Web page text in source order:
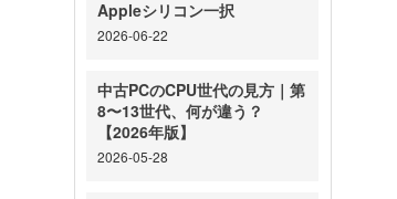
Appleシリコン一択
2026-06-22
中古PCのCPU世代の見方｜第
8〜13世代、何が違う？
【2026年版】
2026-05-28